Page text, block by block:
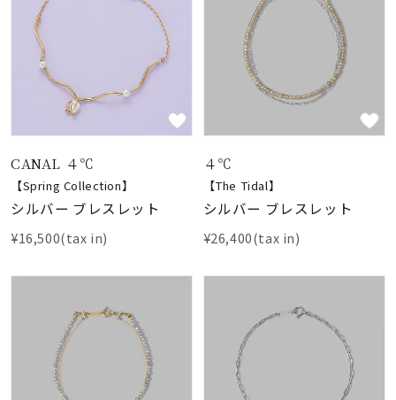
CANAL ４℃
【Spring Collection】
シルバー ブレスレット
¥16,500(tax in)
４℃
【The Tidal】
シルバー ブレスレット
¥26,400(tax in)